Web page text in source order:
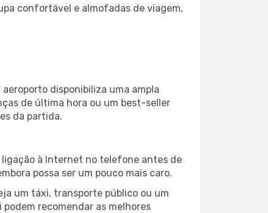
confortável e almofadas de viagem,
disponibiliza uma ampla
de última hora ou um best-seller
da partida.
ligação à Internet no telefone antes de
possa ser um pouco mais caro.
um táxi, transporte público ou um
recomendar as melhores